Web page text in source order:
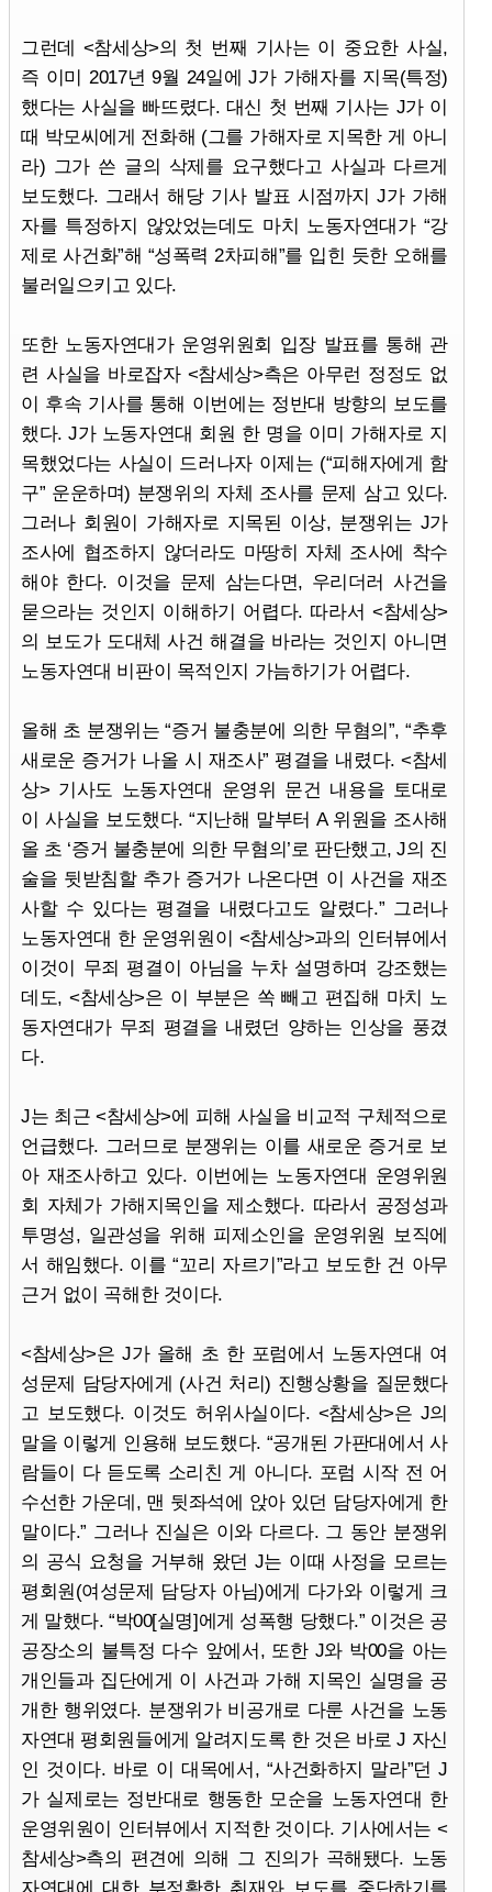
그런데 <참세상>의 첫 번째 기사는 이 중요한 사실,
즉 이미 2017년 9월 24일에 J가 가해자를 지목(특정)
했다는 사실을 빠뜨렸다. 대신 첫 번째 기사는 J가 이
때 박모씨에게 전화해 (그를 가해자로 지목한 게 아니
라) 그가 쓴 글의 삭제를 요구했다고 사실과 다르게
보도했다. 그래서 해당 기사 발표 시점까지 J가 가해
자를 특정하지 않았었는데도 마치 노동자연대가 “강
제로 사건화”해 “성폭력 2차피해”를 입힌 듯한 오해를
불러일으키고 있다.
또한 노동자연대가 운영위원회 입장 발표를 통해 관
련 사실을 바로잡자 <참세상>측은 아무런 정정도 없
이 후속 기사를 통해 이번에는 정반대 방향의 보도를
했다. J가 노동자연대 회원 한 명을 이미 가해자로 지
목했었다는 사실이 드러나자 이제는 (“피해자에게 함
구” 운운하며) 분쟁위의 자체 조사를 문제 삼고 있다.
그러나 회원이 가해자로 지목된 이상, 분쟁위는 J가
조사에 협조하지 않더라도 마땅히 자체 조사에 착수
해야 한다. 이것을 문제 삼는다면, 우리더러 사건을
묻으라는 것인지 이해하기 어렵다. 따라서 <참세상>
의 보도가 도대체 사건 해결을 바라는 것인지 아니면
노동자연대 비판이 목적인지 가늠하기가 어렵다.
올해 초 분쟁위는 “증거 불충분에 의한 무혐의”, “추후
새로운 증거가 나올 시 재조사” 평결을 내렸다. <참세
상> 기사도 노동자연대 운영위 문건 내용을 토대로
이 사실을 보도했다. “지난해 말부터 A 위원을 조사해
올 초 ‘증거 불충분에 의한 무혐의’로 판단했고, J의 진
술을 뒷받침할 추가 증거가 나온다면 이 사건을 재조
사할 수 있다는 평결을 내렸다고도 알렸다.” 그러나
노동자연대 한 운영위원이 <참세상>과의 인터뷰에서
이것이 무죄 평결이 아님을 누차 설명하며 강조했는
데도, <참세상>은 이 부분은 쏙 빼고 편집해 마치 노
동자연대가 무죄 평결을 내렸던 양하는 인상을 풍겼
다.
J는 최근 <참세상>에 피해 사실을 비교적 구체적으로
언급했다. 그러므로 분쟁위는 이를 새로운 증거로 보
아 재조사하고 있다. 이번에는 노동자연대 운영위원
회 자체가 가해지목인을 제소했다. 따라서 공정성과
투명성, 일관성을 위해 피제소인을 운영위원 보직에
서 해임했다. 이를 “꼬리 자르기”라고 보도한 건 아무
근거 없이 곡해한 것이다.
<참세상>은 J가 올해 초 한 포럼에서 노동자연대 여
성문제 담당자에게 (사건 처리) 진행상황을 질문했다
고 보도했다. 이것도 허위사실이다. <참세상>은 J의
말을 이렇게 인용해 보도했다. “공개된 가판대에서 사
람들이 다 듣도록 소리친 게 아니다. 포럼 시작 전 어
수선한 가운데, 맨 뒷좌석에 앉아 있던 담당자에게 한
말이다.” 그러나 진실은 이와 다르다. 그 동안 분쟁위
의 공식 요청을 거부해 왔던 J는 이때 사정을 모르는
평회원(여성문제 담당자 아님)에게 다가와 이렇게 크
게 말했다. “박00[실명]에게 성폭행 당했다.” 이것은 공
공장소의 불특정 다수 앞에서, 또한 J와 박00을 아는
개인들과 집단에게 이 사건과 가해 지목인 실명을 공
개한 행위였다. 분쟁위가 비공개로 다룬 사건을 노동
자연대 평회원들에게 알려지도록 한 것은 바로 J 자신
인 것이다. 바로 이 대목에서, “사건화하지 말라”던 J
가 실제로는 정반대로 행동한 모순을 노동자연대 한
운영위원이 인터뷰에서 지적한 것이다. 기사에서는 <
참세상>측의 편견에 의해 그 진의가 곡해됐다. 노동
자연대에 대한 부정확한 취재와 보도를 중단하기를